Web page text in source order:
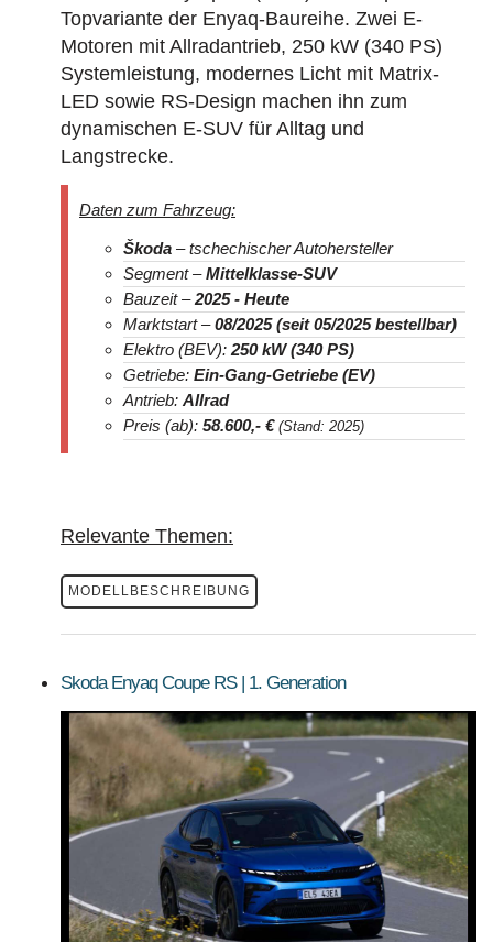
Topvariante der Enyaq-Baureihe. Zwei E-
Motoren mit Allradantrieb, 250 kW (340 PS)
Systemleistung, modernes Licht mit Matrix-
LED sowie RS-Design machen ihn zum
dynamischen E-SUV für Alltag und
Langstrecke.
Daten zum Fahrzeug:
Škoda – tschechischer Autohersteller
Segment –Mittelklasse-SUV
Bauzeit –2025 - Heute
Marktstart –08/2025 (seit 05/2025 bestellbar)
Elektro (BEV): 250 kW (340 PS)
Getriebe: Ein-Gang-Getriebe (EV)
Antrieb: Allrad
Preis (ab): 58.600,- € (Stand: 2025)
Relevante Themen:
MODELLBESCHREIBUNG
Skoda Enyaq Coupe RS | 1. Generation